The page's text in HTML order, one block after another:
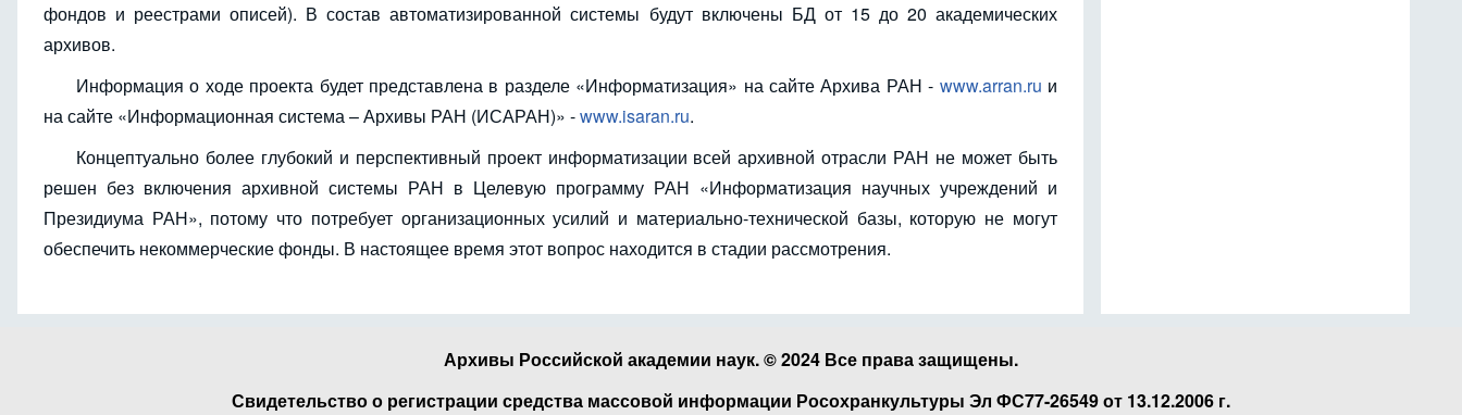
фондов и реестрами описей). В состав автоматизированной системы будут включены БД от 15 до 20 академических
архивов.
Информация о ходе проекта будет представлена в разделе «Информатизация» на сайте Архива РАН - www.arran.ru и
на сайте «Информационная система – Архивы РАН (ИСАРАН)» -www.isaran.ru.
Концептуально более глубокий и перспективный проект информатизации всей архивной отрасли РАН не может быть
решен без включения архивной системы РАН в Целевую программу РАН «Информатизация научных учреждений и
Президиума РАН», потому что потребует организационных усилий и материально-технической базы, которую не могут
обеспечить некоммерческие фонды. В настоящее время этот вопрос находится в стадии рассмотрения.
Архивы Российской академии наук. © 2024 Все права защищены.
Свидетельство о регистрации средства массовой информации Росохранкультуры Эл ФС77-26549 от 13.12.2006 г.